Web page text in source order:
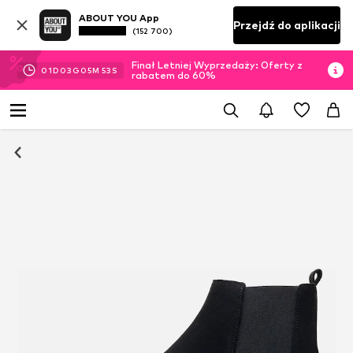
ABOUT YOU App
(152 700) Przejdź do aplikacji
01D 03 G 05M 52 S
Finał Letniej Wyprzedaży: Oferty z
rabatem do 60%